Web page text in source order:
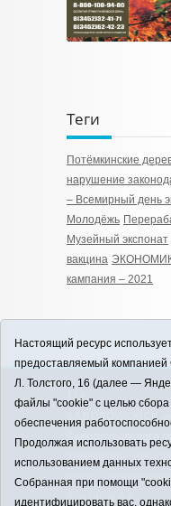
Теги
Потёмкинские
нарушение
– Всемирный день
Молодёжь
Музейный экспонат
вакцина
кампания – 2021
12+
ЗАВОДОУКОВСК
Заводоуковского
Учредитель: АНО
центр
Настоящий ресурс
предоставляемый
Л. Толстого, 16 (далее —
файлы "cookie" с целью сбора
обеспечения
Продолжая использовать
использованием данных
Собранная при помощи
идентифицировать вас,